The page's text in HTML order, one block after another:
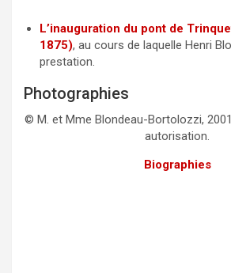
L’inauguration du pont de
1875), au cours de laquelle Henri
prestation.
Photographies
© M. et Mme Blondeau-Bortolozzi,
autorisation.
Biographies